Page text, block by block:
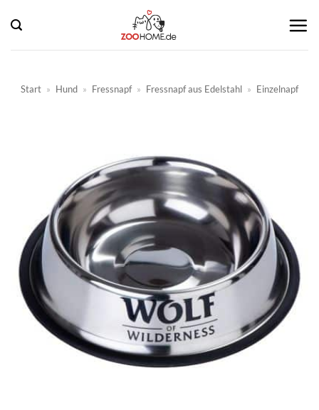
Inhalt
springen
Start » Hund » Fressnapf » Fressnapf aus Edelstahl » Einzelnapf